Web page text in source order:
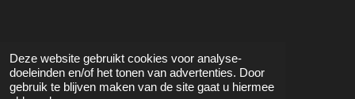
Deze website gebruikt cookies voor analyse-
doeleinden en/of het tonen van advertenties. Door
gebruik te blijven maken van de site gaat u hiermee